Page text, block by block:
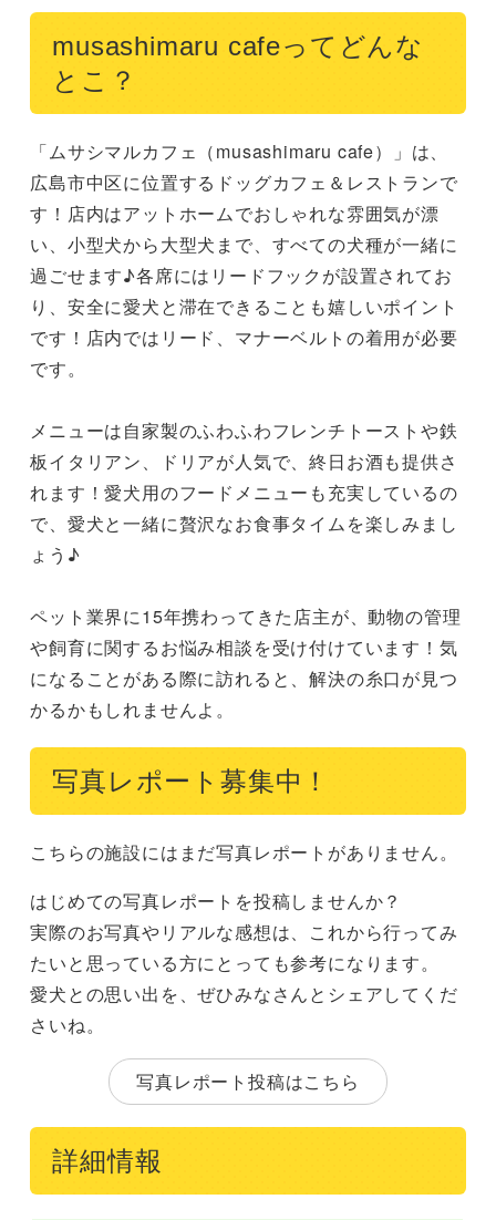
musashimaru cafeってどんな
とこ？
「ムサシマルカフェ（musashimaru cafe）」は、
広島市中区に位置するドッグカフェ＆レストランで
す！店内はアットホームでおしゃれな雰囲気が漂
い、小型犬から大型犬まで、すべての犬種が一緒に
過ごせます♪各席にはリードフックが設置されてお
り、安全に愛犬と滞在できることも嬉しいポイント
です！店内ではリード、マナーベルトの着用が必要
です。
メニューは自家製のふわふわフレンチトーストや鉄
板イタリアン、ドリアが人気で、終日お酒も提供さ
れます！愛犬用のフードメニューも充実しているの
で、愛犬と一緒に贅沢なお食事タイムを楽しみまし
ょう♪
ペット業界に15年携わってきた店主が、動物の管理
や飼育に関するお悩み相談を受け付けています！気
になることがある際に訪れると、解決の糸口が見つ
かるかもしれませんよ。
写真レポート募集中！
こちらの施設にはまだ写真レポートがありません。
はじめての写真レポートを投稿しませんか？
実際のお写真やリアルな感想は、これから行ってみ
たいと思っている方にとっても参考になります。
愛犬との思い出を、ぜひみなさんとシェアしてくだ
さいね。
写真レポート投稿はこちら
詳細情報